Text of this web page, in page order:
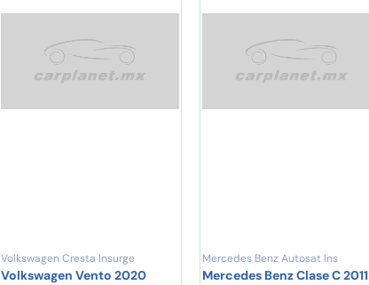
Volkswagen Cresta Insurge
Volkswagen Vento 2020
Mercedes Benz Autosat Ins
Mercedes Benz Clase C 2011